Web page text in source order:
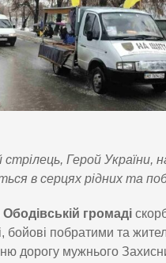
Герой України,
в серцях рідних та
Ободівській громаді
бойові побратими та
дорогу мужнього